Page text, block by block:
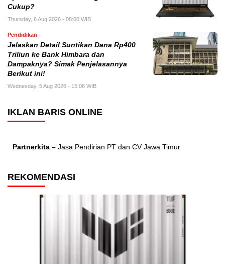
Cukup?
Thursday, 6 Aug 2026 - 08:00 WIB
Pendidikan
Jelaskan Detail Suntikan Dana Rp400
Triliun ke Bank Himbara dan
Dampaknya? Simak Penjelasannya
Berikut ini!
Wednesday, 5 Aug 2026 - 15:06 WIB
IKLAN BARIS ONLINE
Partnerkita – Jasa Pendirian PT dan CV Jawa Timur
REKOMENDASI